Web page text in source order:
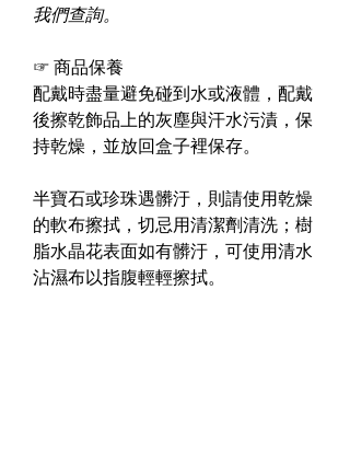
我們查詢。
☞商品保養
配戴時盡量避免碰到水或液體，配戴
後擦乾飾品上的灰塵與汗水污漬，保
持乾燥，並放回盒子裡保存。
半寶石或珍珠遇髒汙，則請使用乾燥
的軟布擦拭，切忌用清潔劑清洗；樹
脂水晶花表面如有髒汙，可使用清水
沾濕布以指腹輕輕擦拭。